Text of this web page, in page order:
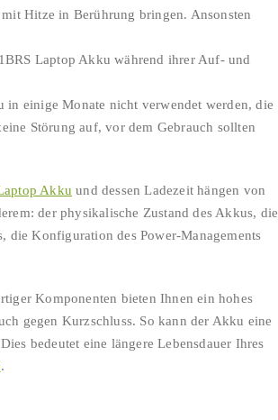
Hitze in Berührung bringen. Ansonsten
Laptop Akku während ihrer Auf- und
einige Monate nicht verwendet werden, die
Störung auf, vor dem Gebrauch sollten
Akku und dessen Ladezeit hängen von
der physikalische Zustand des Akkus, die
die Konfiguration des Power-Managements
Komponenten bieten Ihnen ein hohes
gegen Kurzschluss. So kann der Akku eine
bedeutet eine längere Lebensdauer Ihres
.